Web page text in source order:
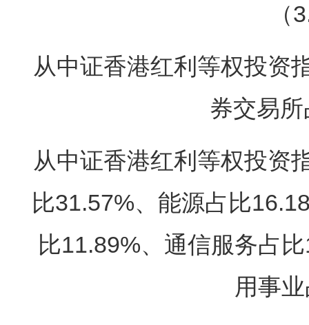
从中证香港红利等权投资
券交易
从中证香港红利等权投资
比31.57%、能源占比
比11.89%、通信服务占
用事